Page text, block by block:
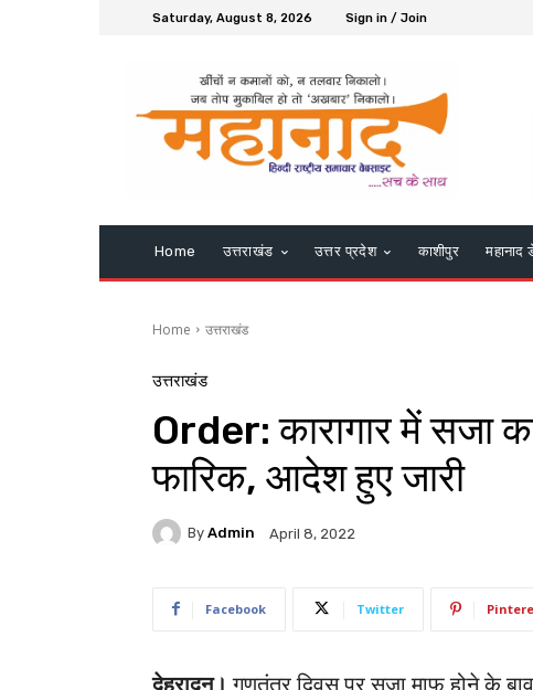
Saturday, August 8, 2026 Sign in / Join
Home उत्तराखंड उत्तर प्रदेश काशीपुर
Home उत्तराखंड
उत्तराखंड
Order: कारागार में सजा
फारिक, आदेश हुए जारी
By Admin April 8, 2022
Facebook Twitter
देहरादून। गणतंत्र दिवस पर सजा माफ होने के